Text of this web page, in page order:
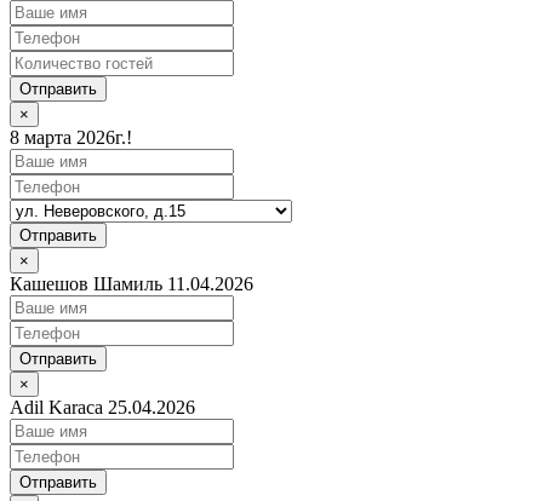
Отправить
×
8 марта 2026г.!
Отправить
×
Кашешов Шамиль 11.04.2026
Отправить
×
Adil Karaca 25.04.2026
Отправить